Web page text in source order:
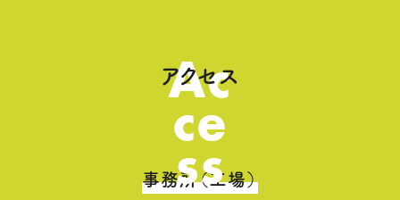
Ac
ce
ss
アクセス
事務所（工場）